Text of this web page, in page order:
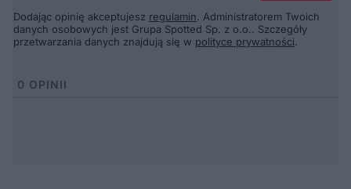
Dodając opinię akceptujesz regulamin. Administratorem Twoich
danych osobowych jest Grupa Spotted Sp. z o.o.. Szczegóły
przetwarzania danych znajdują się w polityce prywatności.
0 OPINII